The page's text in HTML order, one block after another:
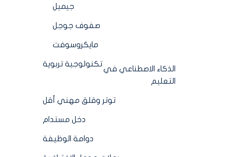
جيميل
صفوف جوجل
مايكروسوفت
تكنولوجية تربوية
الذكاء الاصطناعي في
التعليم
توتر وقلق مهني أقل
دخل مستدام
دوامة الوظيفة